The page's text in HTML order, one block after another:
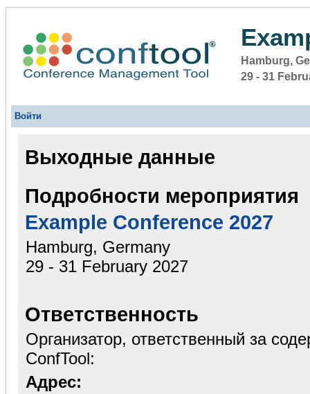
Hamburg,
29 - 31
Войти
Выходные данные
Подробности мероприятия
Example Conference 2027
Hamburg, Germany
29 - 31 February 2027
Ответственность
Организатор, ответственный за
ConfTool:
Адрес: